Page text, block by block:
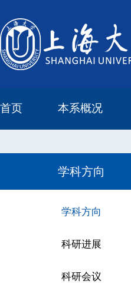
首页 本系概况
学科方向
学科方向
科研进展
科研会议